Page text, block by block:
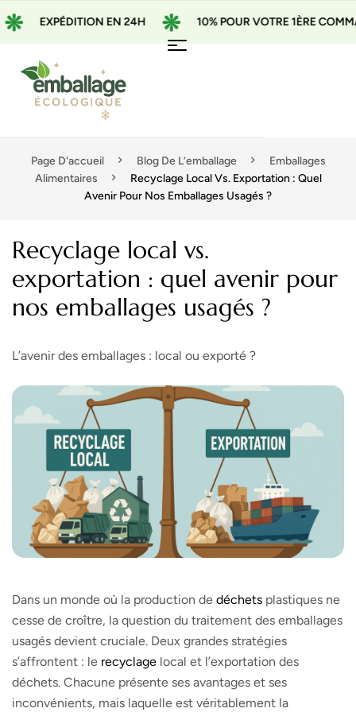
EXPÉDITION EN 24H 10% POUR VOTRE 1ÈRE COMMANDE
Page D'accueil Blog De L’emballage
Emballages
Alimentaires
Recyclage Local Vs. Exportation : Quel
Avenir Pour Nos Emballages Usagés ?
Recyclage local vs.
exportation : quel avenir pour
nos emballages usagés ?
L’avenir des emballages : local ou exporté ?
Dans un monde où la production de déchets plastiques ne
cesse de croître, la question du traitement des emballages
usagés devient cruciale. Deux grandes stratégies
s’affrontent : le recyclage local et l’exportation des
déchets. Chacune présente ses avantages et ses
inconvénients, mais laquelle est véritablement la